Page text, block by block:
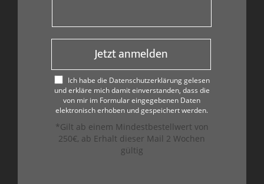
Jetzt anmelden
Ich habe die Datenschutzerklärung gelesen
und erkläre mich damit einverstanden, dass die
von mir im Formular eingegebenen Daten
elektronisch erhoben und gespeichert werden.
*Gilt ab einem Mindestbestellwert von
250€, ab Erhalt dieser Mail 2 Wochen
gültig